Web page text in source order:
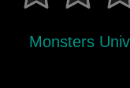
Monsters